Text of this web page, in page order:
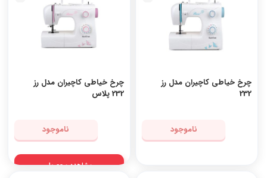
چرخ خیاطی کاچیران مدل رز
232
ناموجود
چرخ خیاطی کاچیران مدل رز
232 پلاس
ناموجود
مشاهده محصول